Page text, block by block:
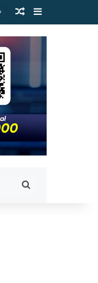
Publicación al
Barra lateral